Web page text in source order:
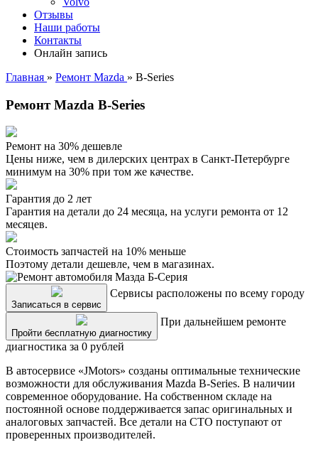
Отзывы
Наши работы
Контакты
Онлайн запись
Главная » Ремонт Mazda » B-Series
Ремонт Mazda B-Series
Ремонт на 30% дешевле
Цены ниже, чем в дилерских центрах в Санкт-Петербурге
минимум на 30% при том же качестве.
Гарантия до 2 лет
Гарантия на детали до 24 месяца, на услуги ремонта от 12
месяцев.
Стоимость запчастей на 10% меньше
Поэтому детали дешевле, чем в магазинах.
Записаться в сервис
Сервисы расположены по всему городу
Пройти бесплатную диагностику
При дальнейшем ремонте
диагностика за 0 рублей
В автосервисе «JMotors» созданы оптимальные технические
возможности для обслуживания Mazda B-Series. В наличии
современное оборудование. На собственном складе на
постоянной основе поддерживается запас оригинальных и
аналоговых запчастей. Все детали на СТО поступают от
проверенных производителей.